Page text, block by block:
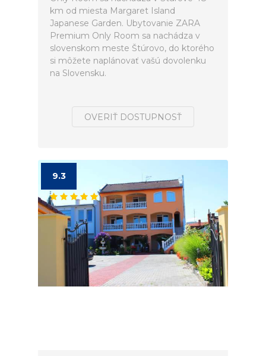
km od miesta Margaret Island
Japanese Garden. Ubytovanie ZARA
Premium Only Room sa nachádza v
slovenskom meste Štúrovo, do ktorého
si môžete naplánovať vašú dovolenku
na Slovensku.
OVERIŤ DOSTUPNOSŤ
9.3